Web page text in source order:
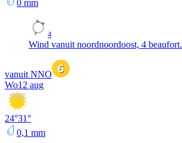
0 mm
4
Wind vanuit noordnoordoost, 4 beaufort.
vanuit NNO
Wo12 aug
24°31°
0,1 mm